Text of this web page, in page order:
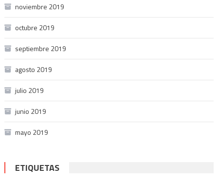
noviembre 2019
octubre 2019
septiembre 2019
agosto 2019
julio 2019
junio 2019
mayo 2019
ETIQUETAS